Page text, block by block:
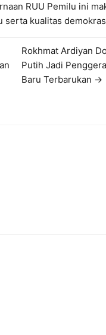
RUU Pemilu ini
serta kualitas
Rokhmat Ardiyan
Putih Jadi
Baru Terbarukan →